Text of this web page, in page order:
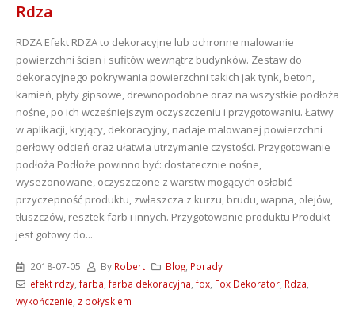
Rdza
RDZA Efekt RDZA to dekoracyjne lub ochronne malowanie
powierzchni ścian i sufitów wewnątrz budynków. Zestaw do
dekoracyjnego pokrywania powierzchni takich jak tynk, beton,
kamień, płyty gipsowe, drewnopodobne oraz na wszystkie podłoża
nośne, po ich wcześniejszym oczyszczeniu i przygotowaniu. Łatwy
w aplikacji, kryjący, dekoracyjny, nadaje malowanej powierzchni
perłowy odcień oraz ułatwia utrzymanie czystości. Przygotowanie
podłoża Podłoże powinno być: dostatecznie nośne,
wysezonowane, oczyszczone z warstw mogących osłabić
przyczepność produktu, zwłaszcza z kurzu, brudu, wapna, olejów,
tłuszczów, resztek farb i innych. Przygotowanie produktu Produkt
jest gotowy do...
2018-07-05 By Robert Blog, Porady
efekt rdzy, farba, farba dekoracyjna, fox, Fox Dekorator, Rdza,
wykończenie, z połyskiem